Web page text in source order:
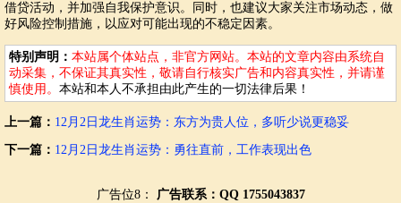
借贷活动，并加强自我保护意识。同时，也建议大家关注市场动态，做
好风险控制措施，以应对可能出现的不稳定因素。
特别声明： 本站属个体站点，非官方网站。本站的文章内容由系统自
动采集，不保证其真实性，敬请自行核实广告和内容真实性，并请谨
慎使用。 本站和本人不承担由此产生的一切法律后果！
上一篇： 12月2日龙生肖运势：东方为贵人位，多听少说更稳妥
下一篇： 12月2日龙生肖运势：勇往直前，工作表现出色
广告位8： 广告联系：QQ 1755043837